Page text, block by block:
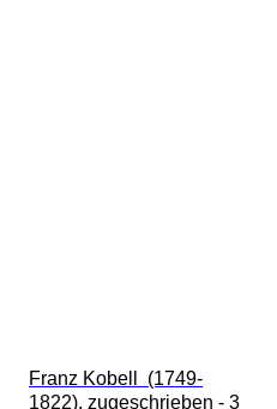
Franz Kobell  (1749-
1822), zugeschrieben - 3